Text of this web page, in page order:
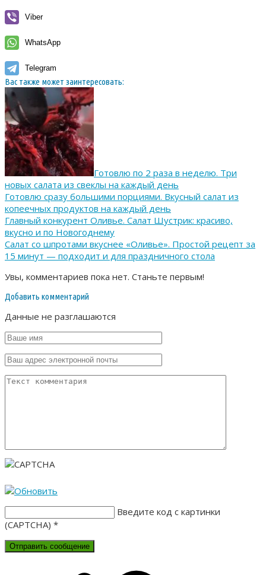
Viber
WhatsApp
Telegram
Вас также может заинтересовать:
Готовлю по 2 раза в неделю. Три
новых салата из свеклы на каждый день
Готовлю сразу большими порциями. Вкусный салат из
копеечных продуктов на каждый день
Главный конкурент Оливье. Салат Шустрик: красиво,
вкусно и по Новогоднему
Салат со шпротами вкуснее «Оливье». Простой рецепт за
15 минут — подходит и для праздничного стола
Увы, комментариев пока нет. Станьте первым!
Добавить комментарий
Данные не разглашаются
Введите код с картинки
(CAPTCHA) *